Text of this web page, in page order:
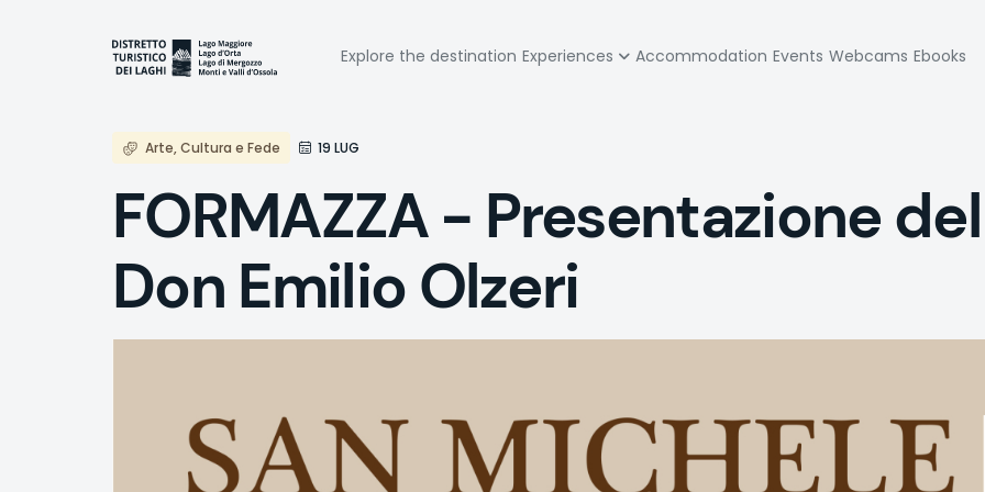
Navigazione
principale
Explore the destination Experiences Accommodation Events Webcams Ebooks
Arte, Cultura e Fede 19 LUG
FORMAZZA - Presentazione
Don Emilio Olzeri